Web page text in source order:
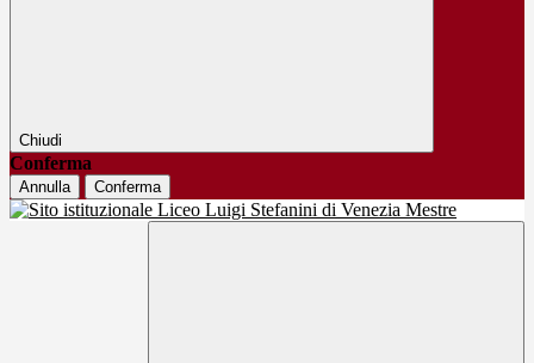
Chiudi
Conferma
Annulla Conferma